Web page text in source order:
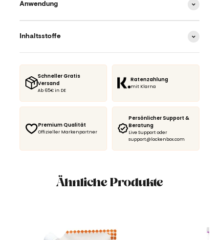
Anwendung
Inhaltsstoffe
Schneller Gratis
Versand
Ab 65€ in DE
Ratenzahlung
mit Klarna
Premium Qualität
Offizieller Markenpartner
Persönlicher Support &
Beratung
Live Support oder
support@lockenbox.com
Ähnliche Produkte